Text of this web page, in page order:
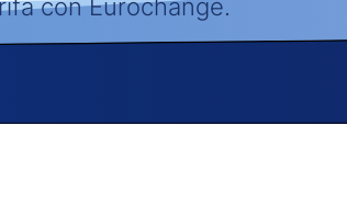
con Eurochange.